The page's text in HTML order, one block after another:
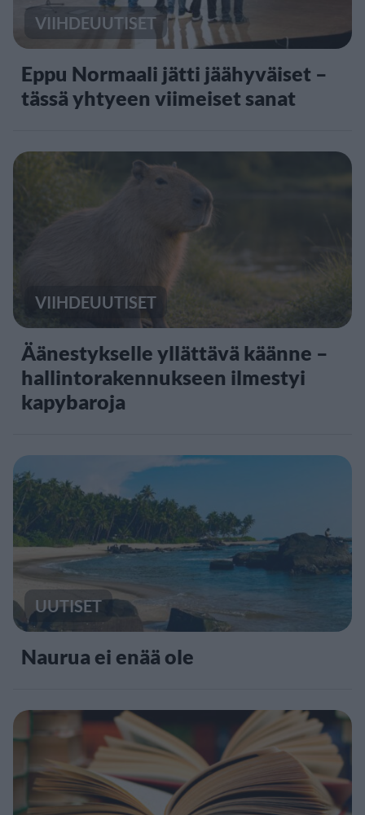
VIIHDEUUTISET
Eppu Normaali jätti jäähyväiset –
tässä yhtyeen viimeiset sanat
VIIHDEUUTISET
Äänestykselle yllättävä käänne –
hallintorakennukseen ilmestyi
kapybaroja
UUTISET
Naurua ei enää ole